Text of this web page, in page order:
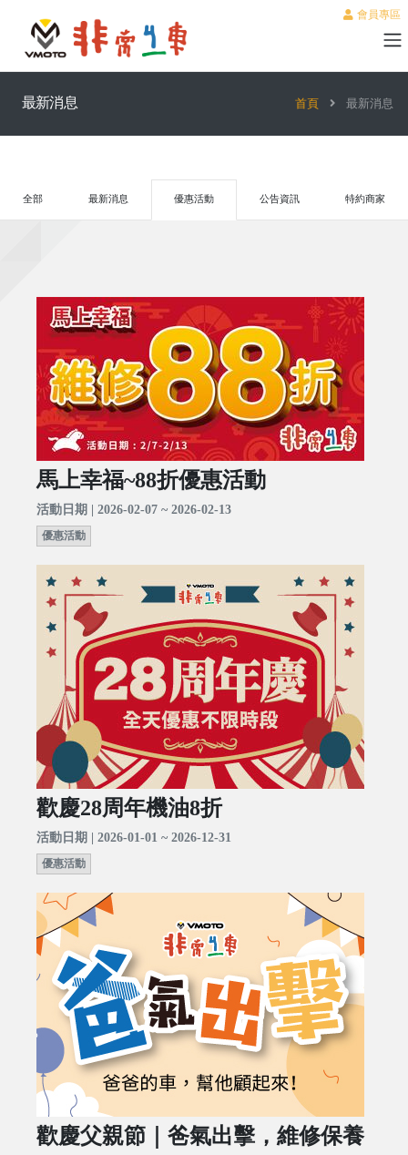
會員專區
最新消息 首頁 最新消息
全部 最新消息 優惠活動 公告資訊 特約商家
馬上幸福~88折優惠活動
活動日期 | 2026-02-07 ~ 2026-02-13
優惠活動
歡慶28周年機油8折
活動日期 | 2026-01-01 ~ 2026-12-31
優惠活動
歡慶父親節｜爸氣出擊，維修保養